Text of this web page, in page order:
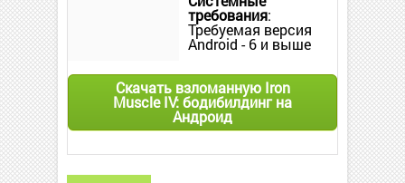
требования:
Требуемая версия
Android - 6 и выше
Скачать взломанную Iron
Muscle IV: бодибилдинг на
Андроид